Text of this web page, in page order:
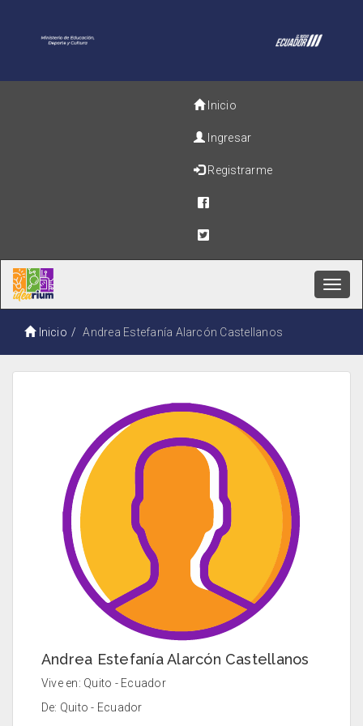
Inicio
Ingresar
Registrarme
Inicio Andrea Estefanía Alarcón Castellanos
Andrea Estefanía Alarcón Castellanos
Vive en: Quito - Ecuador
De: Quito - Ecuador